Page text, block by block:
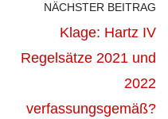
NÄCHSTER BEITRAG
Klage: Hartz IV
Regelsätze 2021 und
2022
verfassungsgemäß?